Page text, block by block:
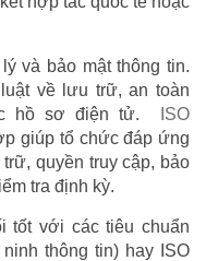
và bảo mật thông tin.
về lưu trữ, an toàn
hồ sơ điện tử.
ISO
giúp tổ chức đáp ứng
quyền truy cập, bảo
tra định kỳ.
tốt với các tiêu chuẩn
thông tin) hay ISO